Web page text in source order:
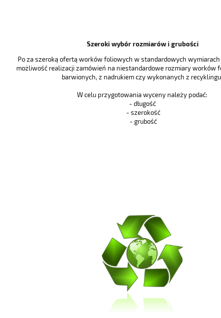
Szeroki wybór rozmiarów i grubości
Po za szeroką ofertą worków foliowych w standardowych
możliwość realizacji zamówień na niestandardowe rozmiary worków
barwionych, z nadrukiem czy wykonanych z
W celu przygotowania wyceny należy podać:
- długość
- szerokość
- grubość